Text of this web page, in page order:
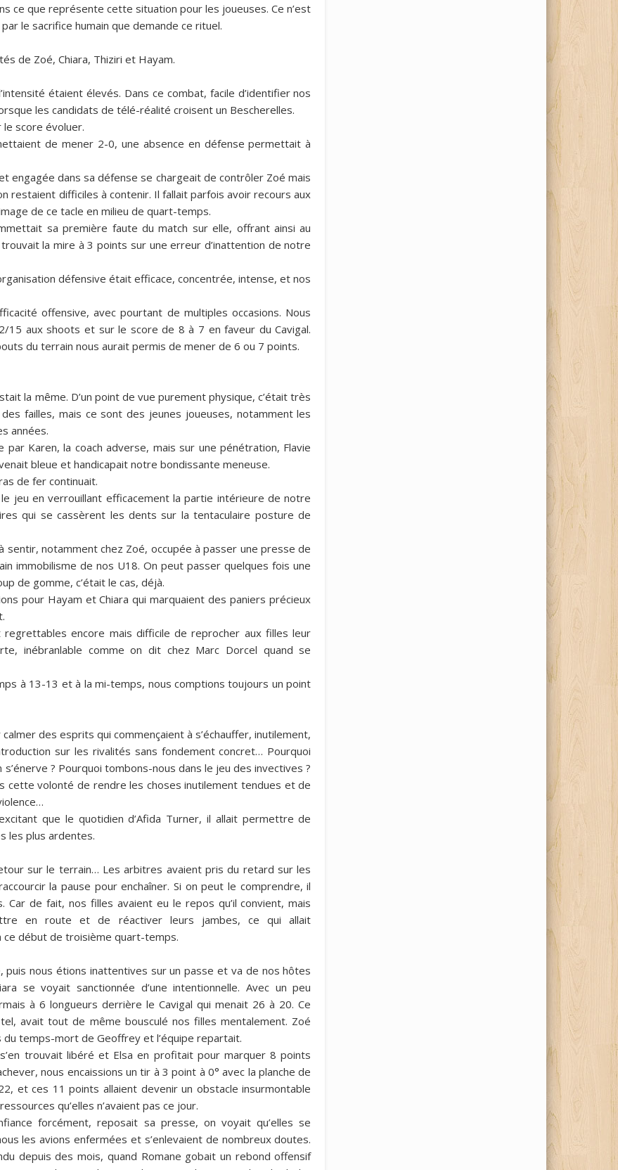
ce que représente cette situation pour les joueuses. Ce n’est
le sacrifice humain que demande ce rituel.
de Zoé, Chiara, Thiziri et Hayam.
étaient élevés. Dans ce combat, facile d’identifier nos
les candidats de télé-réalité croisent un Bescherelles.
le score évoluer.
de mener 2-0, une absence en défense permettait à
engagée dans sa défense se chargeait de contrôler Zoé mais
restaient difficiles à contenir. Il fallait parfois avoir recours aux
de ce tacle en milieu de quart-temps.
sa première faute du match sur elle, offrant ainsi au
la mire à 3 points sur une erreur d’inattention de notre
défensive était efficace, concentrée, intense, et nos
offensive, avec pourtant de multiples occasions. Nous
15 aux shoots et sur le score de 8 à 7 en faveur du Cavigal.
du terrain nous aurait permis de mener de 6 ou 7 points.
la même. D’un point de vue purement physique, c’était très
failles, mais ce sont des jeunes joueuses, notamment les
années.
Karen, la coach adverse, mais sur une pénétration, Flavie
bleue et handicapait notre bondissante meneuse.
de fer continuait.
jeu en verrouillant efficacement la partie intérieure de notre
qui se cassèrent les dents sur la tentaculaire posture de
notamment chez Zoé, occupée à passer une presse de
immobilisme de nos U18. On peut passer quelques fois une
de gomme, c’était le cas, déjà.
pour Hayam et Chiara qui marquaient des paniers précieux
encore mais difficile de reprocher aux filles leur
inébranlable comme on dit chez Marc Dorcel quand se
à 13-13 et à la mi-temps, nous comptions toujours un point
des esprits qui commençaient à s’échauffer, inutilement,
sur les rivalités sans fondement concret… Pourquoi
? Pourquoi tombons-nous dans le jeu des invectives ?
cette volonté de rendre les choses inutilement tendues et de
que le quotidien d’Afida Turner, il allait permettre de
les plus ardentes.
sur le terrain… Les arbitres avaient pris du retard sur les
la pause pour enchaîner. Si on peut le comprendre, il
de fait, nos filles avaient eu le repos qu’il convient, mais
en route et de réactiver leurs jambes, ce qui allait
début de troisième quart-temps.
nous étions inattentives sur un passe et va de nos hôtes
se voyait sanctionnée d’une intentionnelle. Avec un peu
à 6 longueurs derrière le Cavigal qui menait 26 à 20. Ce
avait tout de même bousculé nos filles mentalement. Zoé
temps-mort de Geoffrey et l’équipe repartait.
trouvait libéré et Elsa en profitait pour marquer 8 points
nous encaissions un tir à 3 point à 0° avec la planche de
et ces 11 points allaient devenir un obstacle insurmontable
qu’elles n’avaient pas ce jour.
forcément, reposait sa presse, on voyait qu’elles se
les avions enfermées et s’enlevaient de nombreux doutes.
depuis des mois, quand Romane gobait un rebond offensif